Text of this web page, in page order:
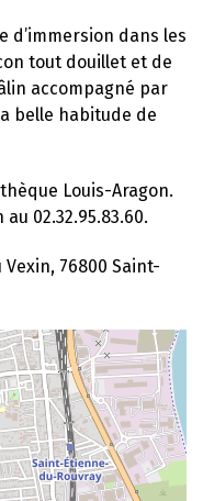
d’immersion dans les
tout douillet et de
accompagné par
belle habitude de
Louis-Aragon.
02.32.95.83.60.
76800 Saint-